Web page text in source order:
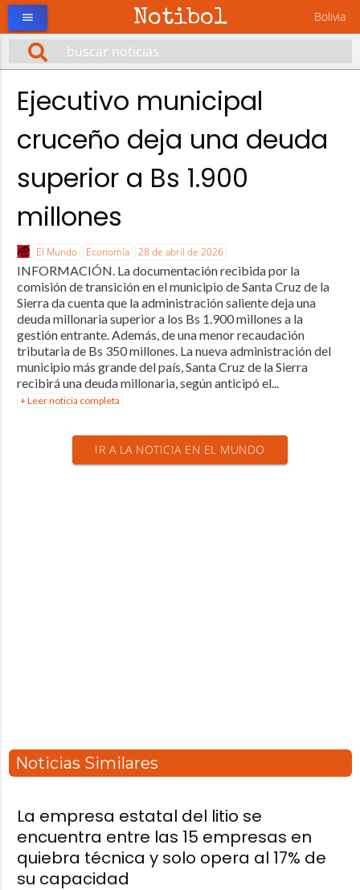
Notibol Bolivia
menu
Ejecutivo municipal
cruceño deja una deuda
superior a Bs 1.900
millones
El Mundo Economía 28 de abril de 2026
INFORMACIÓN. La documentación recibida por la
comisión de transición en el municipio de Santa Cruz de la
Sierra da cuenta que la administración saliente deja una
deuda millonaria superior a los Bs 1.900 millones a la
gestión entrante. Además, de una menor recaudación
tributaria de Bs 350 millones. La nueva administración del
municipio más grande del país, Santa Cruz de la Sierra
recibirá una deuda millonaria, según anticipó el...
+ Leer noticia completa
IR A LA NOTICIA EN EL MUNDO
Noticias Similares
La empresa estatal del litio se
encuentra entre las 15 empresas en
quiebra técnica y solo opera al 17% de
su capacidad